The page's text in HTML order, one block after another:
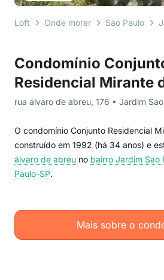
Condomínio
Residencial Mirante
rua álvaro de abreu, 176 • Jardim
O condomínio Conjunto Residencial
construído em 1992 (há 34 anos) e
álvaro de abreu no bairro Jardim Sao
Paulo-SP.
Mais sobre o
Loft Onde morar São Paulo